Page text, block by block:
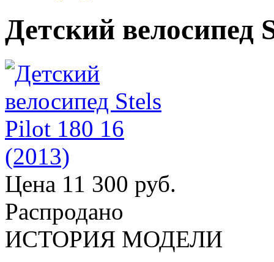
Детский велосипед
Цена 11 300 руб.
Распродано
ИСТОРИЯ МОДЕЛИ